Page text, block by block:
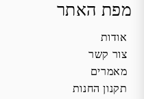
מפת האתר
אודות
צור קשר
מאמרים
תקנון החנות